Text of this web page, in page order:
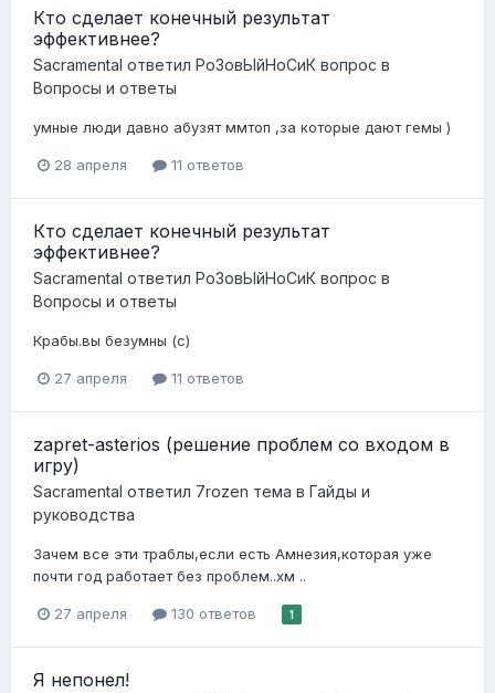
Кто сделает конечный результат
эффективнее?
Sacramental ответил Ро3овЫйНоСиК вопрос в
Вопросы и ответы
умные люди давно абузят ммтоп ,за которые дают гемы )
28 апреля 11 ответов
Кто сделает конечный результат
эффективнее?
Sacramental ответил Ро3овЫйНоСиК вопрос в
Вопросы и ответы
Крабы.вы безумны (с)
27 апреля 11 ответов
zapret-asterios (решение проблем со входом в
игру)
Sacramental ответил 7rozen тема в Гайды и
руководства
Зачем все эти траблы,если есть Амнезия,которая уже
почти год работает без проблем..хм ..
27 апреля 130 ответов 1
Я непонел!